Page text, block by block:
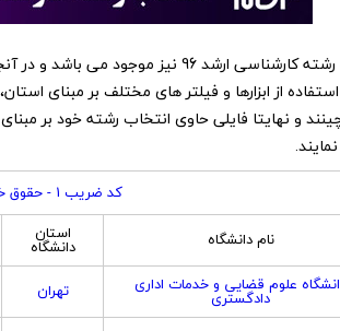
‏این کد رشته ها در نرم افزار انتخاب رشته
از ابزارها و فیلتر های مختلف بر مبنای
و نهایتا فایلی حاوی انتخاب رشته خود بر
کد ضریب 1 - حقوق خصوصی
نام دانشگاه استان
دانشگاه
علوم قضایی و خدمات اداری
دادگستری تهران